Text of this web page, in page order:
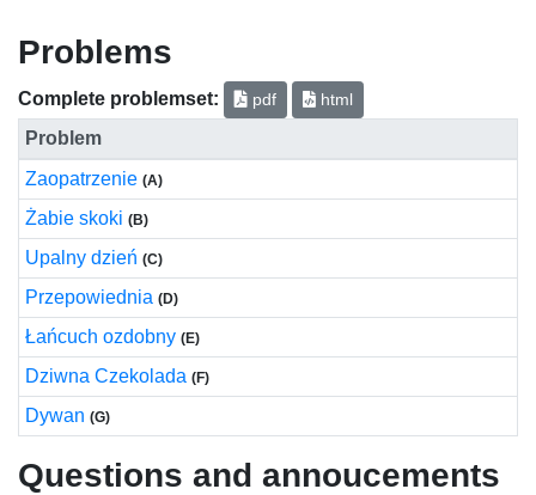
Problems
Complete problemset: pdf html
Problem
Zaopatrzenie (A)
Żabie skoki (B)
Upalny dzień (C)
Przepowiednia (D)
Łańcuch ozdobny (E)
Dziwna Czekolada (F)
Dywan (G)
Questions and annoucements